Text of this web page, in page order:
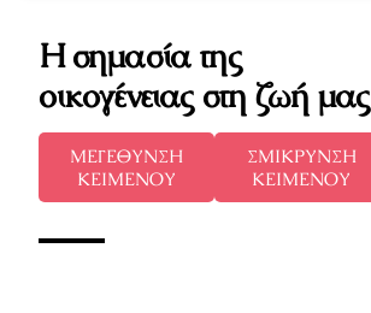
Η σημασία της
οικογένειας στη ζωή μας
ΜΕΓΕΘΥΝΣΗ
ΚΕΙΜΕΝΟΥ
ΣΜΙΚΡΥΝΣΗ
ΚΕΙΜΕΝΟΥ